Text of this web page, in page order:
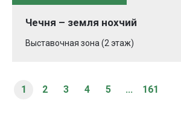
Чечня – земля нохчий
Выставочная зона (2 этаж)
1 2 3 4 5 ... 161